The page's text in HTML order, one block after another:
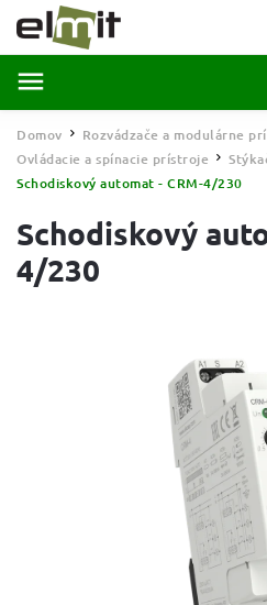
Domov / Rozvádzače a modulárne
Ovládacie a spínacie prístroje /
Schodiskový automat - CRM-4/230
Schodiskový
4/230